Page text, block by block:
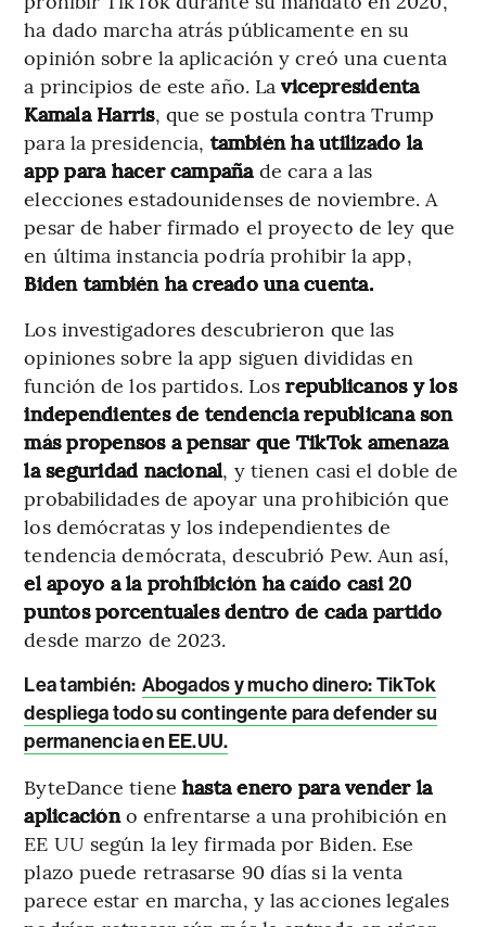
ha dado marcha atrás públicamente en su
opinión sobre la aplicación y creó una cuenta
a principios de este año. Lavicepresidenta
Kamala Harris, que se postula contra Trump
para la presidencia, también ha utilizado la
app para hacer campaña de cara a las
elecciones estadounidenses de noviembre. A
pesar de haber firmado el proyecto de ley que
en última instancia podría prohibir la app,
Biden también ha creado una cuenta.
Los investigadores descubrieron que las
opiniones sobre la app siguen divididas en
función de los partidos. Los republicanos y los
independientes de tendencia republicana son
más propensos a pensar que TikTok amenaza
la seguridad nacional, y tienen casi el doble de
probabilidades de apoyar una prohibición que
los demócratas y los independientes de
tendencia demócrata, descubrió Pew. Aun así,
el apoyo a la prohibición ha caído casi 20
puntos porcentuales dentro de cada partido
desde marzo de 2023.
Lea también: Abogados y mucho dinero: TikTok
despliega todo su contingente para defender su
permanencia en EE.UU.
ByteDance tiene hasta enero para vender la
aplicacióno enfrentarse a una prohibición en
EE UU según la ley firmada por Biden. Ese
plazo puede retrasarse 90 días si la venta
parece estar en marcha, y las acciones legales